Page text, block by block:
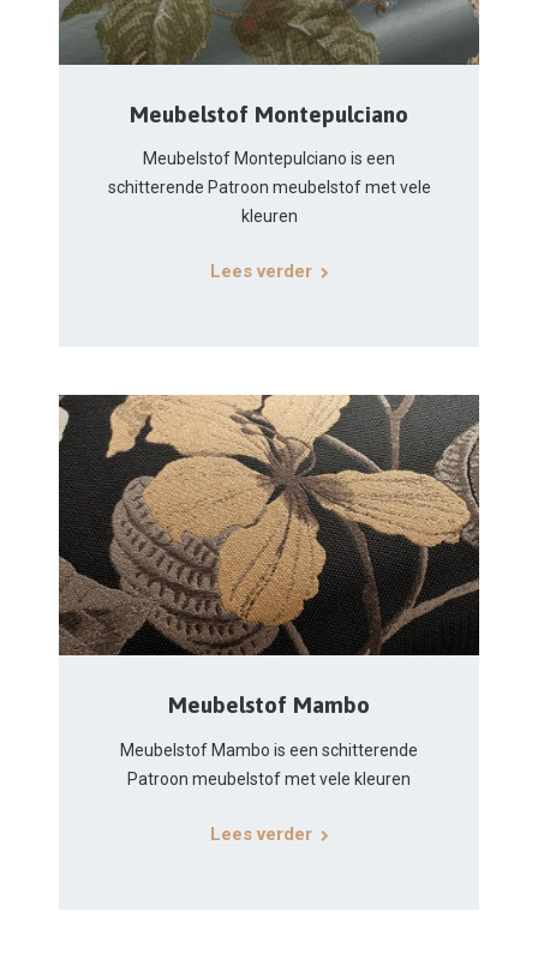
Meubelstof Montepulciano
Meubelstof Montepulciano is een
schitterende Patroon meubelstof met vele
kleuren
Lees verder
Meubelstof Mambo
Meubelstof Mambo is een schitterende
Patroon meubelstof met vele kleuren
Lees verder